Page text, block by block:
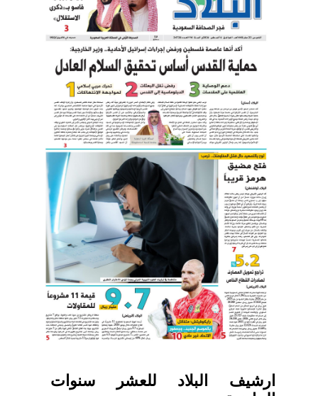
ارشيف البلاد للعشر سنوات